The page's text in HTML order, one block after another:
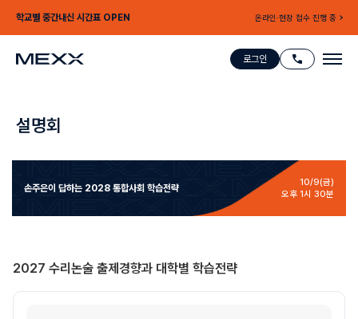
학교별 중간내신 시간표 OPEN 온라인·현장 접수 진행 중
로그인
설명회
손주은이 답하는 2028 통합사회 학습전략
10/9(금)
오후 1시 30분
2027 수리논술 출제경향과 대학별 학습전략